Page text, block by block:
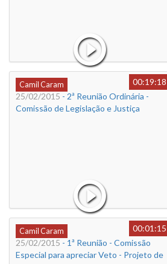
Camil Caram
00:19:18
25/02/2015 - 2ª Reunião Ordinária -
Comissão de Legislação e Justiça
Camil Caram
00:01:15
25/02/2015 - 1ª Reunião - Comissão
Especial para apreciar Veto - Projeto de